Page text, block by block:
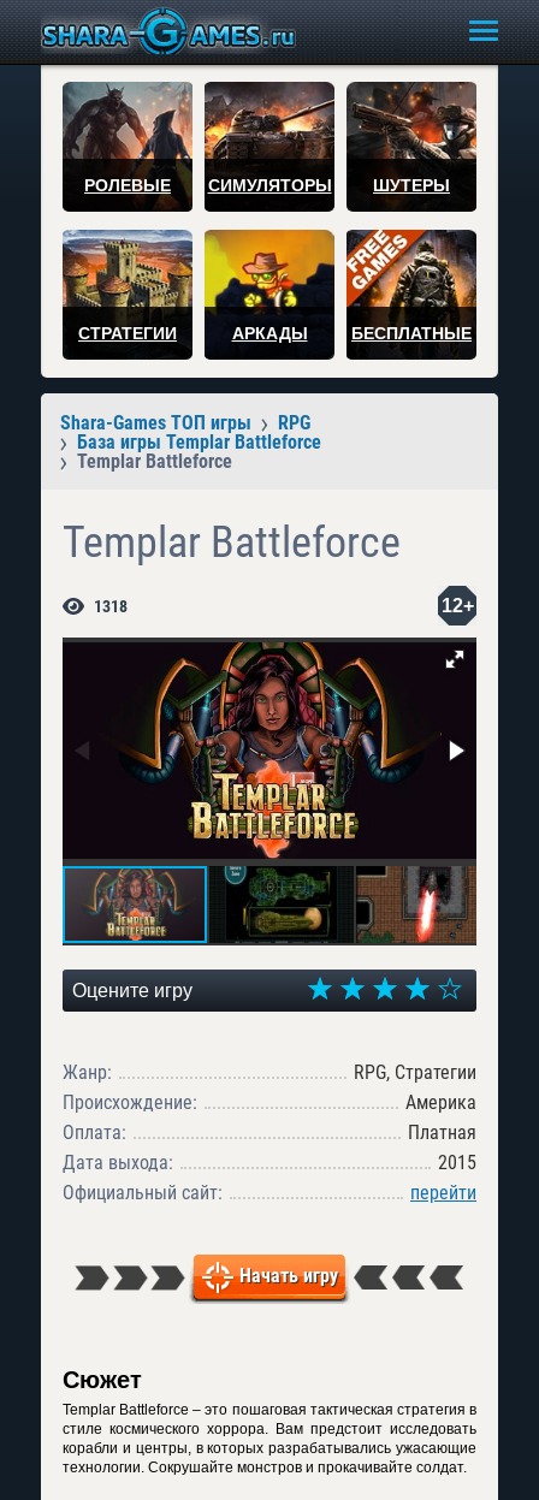
РОЛЕВЫЕ СИМУЛЯТОРЫ ШУТЕРЫ
СТРАТЕГИИ АРКАДЫ БЕСПЛАТНЫЕ
Shara-Games ТОП игры
RPG
База игры Templar Battleforce
Templar Battleforce
Templar Battleforce
1318 12+
Оцените игру
Жанр:
RPG, Стратегии
Происхождение:
Америка
Оплата:
Платная
Дата выхода:
2015
Официальный сайт:
перейти
Начать игру
Сюжет
Templar Battleforce – это пошаговая тактическая стратегия в
стиле космического хоррора. Вам предстоит исследовать
корабли и центры, в которых разрабатывались ужасающие
технологии. Сокрушайте монстров и прокачивайте солдат.